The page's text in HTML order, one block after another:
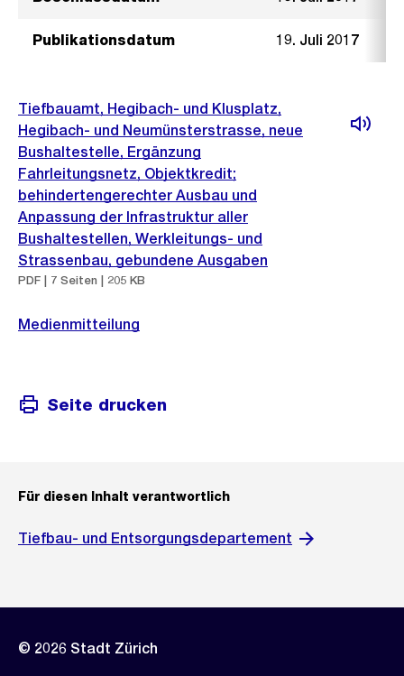
Publikationsdatum 19. Juli 2017
Tiefbauamt, Hegibach- und Klusplatz,
Hegibach- und Neumünsterstrasse, neue
Bushaltestelle, Ergänzung
Fahrleitungsnetz, Objektkredit;
behindertengerechter Ausbau und
Anpassung der Infrastruktur aller
Bushaltestellen, Werkleitungs- und
Strassenbau, gebundene Ausgaben
PDF | 7 Seiten | 205 KB
Medienmitteilung
Seite drucken
Für diesen Inhalt verantwortlich
Tiefbau- und Entsorgungsdepartement
© 2026 Stadt Zürich